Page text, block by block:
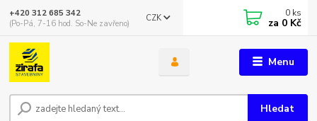
Menu
CZK
Hledat
+420 312 685 342
(Po-Pá, 7-16 hod. So-Ne zavřeno)
0 ks
za 0 Kč